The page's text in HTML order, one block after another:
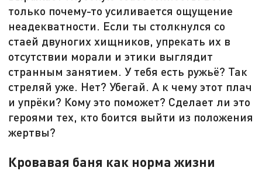
только почему-то усиливается ощущение
неадекватности. Если ты столкнулся со
стаей двуногих хищников, упрекать их в
отсутствии морали и этики выглядит
странным занятием. У тебя есть ружьё? Так
стреляй уже. Нет? Убегай. А к чему этот плач
и упрёки? Кому это поможет? Сделает ли это
героями тех, кто боится выйти из положения
жертвы?
Кровавая баня как норма жизни